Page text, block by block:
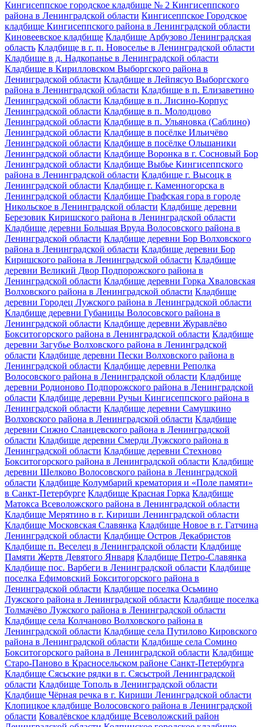
Кингисеппское городское кладбище № 2 Кингисеппского
района в Ленинградской области Кингисеппское Городское
кладбище Кингисеппского района в Ленинградской области
Киновеевское кладбище Кладбище Арбузово Ленинградская
область Кладбище в г. п. Новоселье в Ленинградской области
Кладбище в д. Надкопанье в Ленинградской области
Кладбище в Кирилловском Выборгского района в
Ленинградской области Кладбище в Лейпясуо Выборгского
района в Ленинградской области Кладбище в п. Елизаветино
Ленинградской области Кладбище в п. Лисино-Корпус
Ленинградской области Кладбище в п. Молодцово
Ленинградской области Кладбище в п. Ульяновка (Саблино)
Ленинградской области Кладбище в посёлке Ильичёво
Ленинградской области Кладбище в посёлке Ольшаники
Ленинградской области Кладбище Воронка в г. Сосновый Бор
Ленинградской области Кладбище Выбье Кингисеппского
района в Ленинградской области Кладбище г. Высоцк в
Ленинградской области Кладбище г. Каменногорска в
Ленинградской области Кладбище Графская гора в городе
Никольское в Ленинградской области Кладбище деревни
Березовик Киришского района в Ленинградской области
Кладбище деревни Большая Вруда Волосовского района в
Ленинградской области Кладбище деревни Бор Волховского
района в Ленинградской области Кладбище деревни Бор
Киришского района в Ленинградской области Кладбище
деревни Великий Двор Подпорожского района в
Ленинградской области Кладбище деревни Горка Хваловская
Волховского района в Ленинградской области Кладбище
деревни Городец Лужского района в Ленинградской области
Кладбище деревни Губаницы Волосовского района в
Ленинградской области Кладбище деревни Журавлёво
Бокситогорского района в Ленинградской области Кладбище
деревни Загубье Волховского района в Ленинградской
области Кладбище деревни Пески Волховского района в
Ленинградской области Кладбище деревни Реполка
Волосовского района в Ленинградской области Кладбище
деревни Родионово Подпорожского района в Ленинградской
области Кладбище деревни Ручьи Кингисеппского района в
Ленинградской области Кладбище деревни Самушкино
Волховского района в Ленинградской области Кладбище
деревни Сижно Сланцевского района в Ленинградской
области Кладбище деревни Смерди Лужского района в
Ленинградской области Кладбище деревни Стехново
Бокситогорского района в Ленинградской области Кладбище
деревни Шелково Волосовского района в Ленинградской
области Кладбище Колумбарий крематория и «Поле памяти»
в Санкт-Петербурге Кладбище Красная Горка Кладбище
Матокса Всеволожского района в Ленинградской области
Кладбище Мерятино в г. Кириши Ленинградской области
Кладбище Московская Славянка Кладбище Новое в г. Гатчина
Ленинградской области Кладбище Остров Декабристов
Кладбище п. Веселец в Ленинградской области Кладбище
Памяти Жертв Девятого Января Кладбище Петро-Славянка
Кладбище пос. Варбеги в Ленинградской области Кладбище
поселка Ефимовский Бокситогорского района в
Ленинградской области Кладбище поселка Осьмино
Лужского района в Ленинградской области Кладбище поселка
Толмачёво Лужского района в Ленинградской области
Кладбище села Колчаново Волховского района в
Ленинградской области Кладбище села Путилово Кировского
района в Ленинградской области Кладбище села Сомино
Бокситогорского района в Ленинградской области Кладбище
Старо-Паново в Красносельском районе Санкт-Петербурга
Кладбище Сясьские рядки в г. Сясьстрой Ленинградской
области Кладбище Тополь в Ленинградской области
Кладбище Чёрная речка в г. Кириши Ленинградской области
Клопицкое кладбище Волосовского района в Ленинградской
области Ковалёвское кладбище Всеволожский район